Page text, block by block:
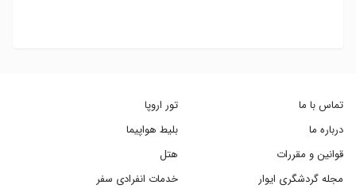
تماس با ما
درباره ما
قوانین و مقررات
مجله گردشگری ایوار
تور اروپا
بلیط هواپیما
هتل
خدمات انفرادی سفر